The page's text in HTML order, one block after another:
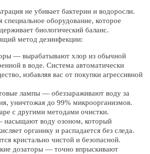
не убивает бактерии и водоросли.
специальное оборудование, которое
биологический баланс.
метод дезинфекции:
— вырабатывают хлор из обычной
в воде. Система автоматически
избавляя вас от покупки агрессивной
лампы — обеззараживают воду за
уничтожая до 99% микроорганизмов.
с другими методами очистки.
воду озоном, который
органику и распадается без следа.
кристально чистой и безопасной.
дозаторы — точно впрыскивают